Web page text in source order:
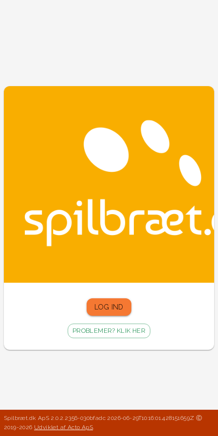
LOG IND
PROBLEMER? KLIK HER
Spilbræt.dk ApS 2.0.2.2356-030bfadc 2026-06-29T10:16:01.428151659Z Ⓒ
2019-2026 Udviklet af Acto ApS.